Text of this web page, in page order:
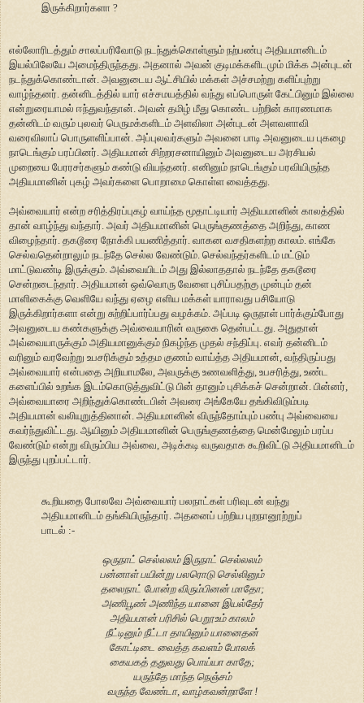
இருக்கிறார்களா ?
எல்லோரிடத்தும் சாலப்பரிவோடு நடந்துக்கொள்ளும் நற்பண்பு அதியமானிடம்
இயல்பிலேயே அமைந்திருந்தது. அதனால் அவன் குடிமக்களிடமும் மிக்க அன்புடன்
நடந்துக்கொண்டான். அவனுடைய ஆட்சியில் மக்கள் அச்சமற்று களிப்புற்று
வாழ்ந்தனர். தன்னிடத்தில் யார் எச்சமயத்தில் வந்து எப்பொருள் கேட்பினும் இல்லை
என்றுரையாமல் ஈந்துவந்தான். அவன் தமிழ் மீது கொண்ட பற்றின் காரணமாக
தன்னிடம் வரும் புலவர் பெருமக்களிடம் அளவிலா அன்புடன் அளவளாவி
வரைவிலாப் பொருளளிப்பான். அப்புலவர்களும் அவனை பாடி அவனுடைய புகழை
நாடெங்கும் பரப்பினர். அதியமான் சிற்றரசனாயினும் அவனுடைய அரசியல்
முறையை பேரரசர்களும் கண்டு வியந்தனர். எனினும் நாடெங்கும் பரவியிருந்த
அதியமானின் புகழ் அவர்களை பொறாமை கொள்ள வைத்தது.
அவ்வையார் என்ற சரித்திரப்புகழ் வாய்ந்த மூதாட்டியார் அதியமானின் காலத்தில்
தான் வாழ்ந்து வந்தார். அவர் அதியமானின் பெருங்குணத்தை அறிந்து, காண
விழைந்தார். தகடூரை நோக்கி பயணித்தார். வாகன வசதிகளற்ற காலம். எங்கே
செல்வதென்றாலும் நடந்தே செல்ல வேண்டும். செல்வந்தர்களிடம் மட்டும்
மாட்டுவண்டி இருக்கும். அவ்வையிடம் அது இல்லாததால் நடந்தே தகடூரை
சென்றடைந்தார். அதியமான் ஒவ்வொரு வேளை புசிப்பதற்கு முன்பும் தன்
மாளிகைக்கு வெளியே வந்து ஏழை எளிய மக்கள் யாராவது பசியோடு
இருக்கிறார்களா என்று சுற்றிப்பார்ப்பது வழக்கம். அப்படி ஒருநாள் பார்க்கும்போது
அவனுடைய கண்களுக்கு அவ்வையாரின் வருகை தென்பட்டது. அதுதான்
அவ்வையாருக்கும் அதியமானுக்கும் நிகழ்ந்த முதல் சந்திப்பு. எவர் தன்னிடம்
வரினும் வரவேற்று உபசரிக்கும் உத்தம குணம் வாய்த்த அதியமான், வந்திருப்பது
அவ்வையார் என்பதை அறியாமலே, அவருக்கு உணவளித்து, உபசரித்து, உண்ட
களைப்பில் உறங்க இடம்கொடுத்துவிட்டு பின் தானும் புசிக்கச் சென்றான். பின்னர்,
அவ்வையாரை அறிந்துக்கொண்டபின் அவரை அங்கேயே தங்கிவிடும்படி
அதியமான் வலியுறுத்தினான். அதியமானின் விருந்தோம்பும் பண்பு அவ்வையை
கவர்ந்துவிட்டது. ஆயினும் அதியமானின் பெருங்குணத்தை மென்மேலும் பரப்ப
வேண்டும் என்று விரும்பிய அவ்வை, அடிக்கடி வருவதாக கூறிவிட்டு அதியமானிடம்
இருந்து புறப்பட்டார்.
கூறியதை போலவே அவ்வையார் பலநாட்கள் பரிவுடன் வந்து
அதியமானிடம் தங்கியிருந்தார். அதனைப் பற்றிய புறநானூற்றுப்
பாடல் :-
ஒருநாட் செல்லலம் இருநாட் செல்லலம்
பன்னாள் பயின்று பலரொடு செல்லினும்
தலைநாட் போன்ற விரும்பினன் மாதோ;
அணிபூண் அணிந்த யானை இயல்தேர்
அதியமான் பரிசில் பெறூஉம் காலம்
நீட்டினும் நீட்டா தாயினும் யானைதன்
கோட்டிடை வைத்த கவளம் போலக்
கையகத் ததுவது பொய்யா காதே;
யருந்தே மாந்த நெஞ்சம்
வருந்த வேண்டா, வாழ்கவன்றாளே !